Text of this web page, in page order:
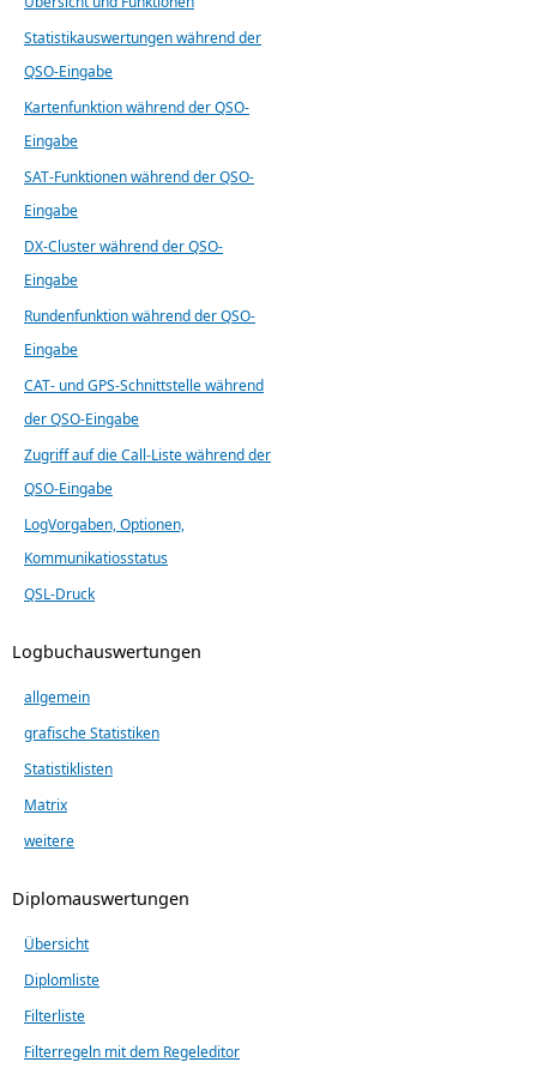
Statistikauswertungen während der
QSO-Eingabe
Kartenfunktion während der QSO-
Eingabe
SAT-Funktionen während der QSO-
Eingabe
DX-Cluster während der QSO-
Eingabe
Rundenfunktion während der QSO-
Eingabe
CAT- und GPS-Schnittstelle während
der QSO-Eingabe
Zugriff auf die Call-Liste während der
QSO-Eingabe
LogVorgaben, Optionen,
Kommunikatiosstatus
QSL-Druck
Logbuchauswertungen
allgemein
grafische Statistiken
Statistiklisten
Matrix
weitere
Diplomauswertungen
Übersicht
Diplomliste
Filterliste
Filterregeln mit dem Regeleditor